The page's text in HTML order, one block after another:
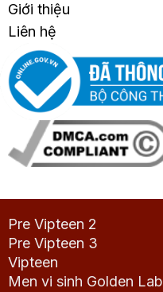
Giới thiệu
Liên hệ
Pre Vipteen 2
Pre Vipteen 3
Vipteen
Men vi sinh Golden Lab